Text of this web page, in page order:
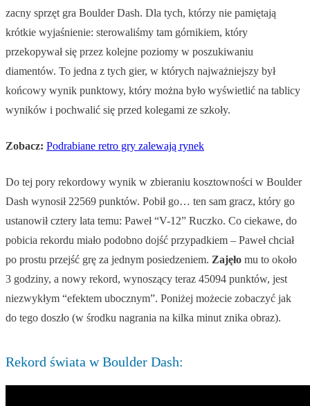
zacny sprzęt gra Boulder Dash. Dla tych, którzy nie pamiętają
krótkie wyjaśnienie: sterowaliśmy tam górnikiem, który
przekopywał się przez kolejne poziomy w poszukiwaniu
diamentów. To jedna z tych gier, w których najważniejszy był
końcowy wynik punktowy, który można było wyświetlić na tablicy
wyników i pochwalić się przed kolegami ze szkoły.
Zobacz: Podrabiane retro gry zalewają rynek
Do tej pory rekordowy wynik w zbieraniu kosztowności w Boulder
Dash wynosił 22569 punktów. Pobił go… ten sam gracz, który go
ustanowił cztery lata temu: Paweł “V-12” Ruczko. Co ciekawe, do
pobicia rekordu miało podobno dojść przypadkiem – Paweł chciał
po prostu przejść grę za jednym posiedzeniem. Zajęło mu to około
3 godziny, a nowy rekord, wynoszący teraz 45094 punktów, jest
niezwykłym “efektem ubocznym”. Poniżej możecie zobaczyć jak
do tego doszło (w środku nagrania na kilka minut znika obraz).
Rekord świata w Boulder Dash: